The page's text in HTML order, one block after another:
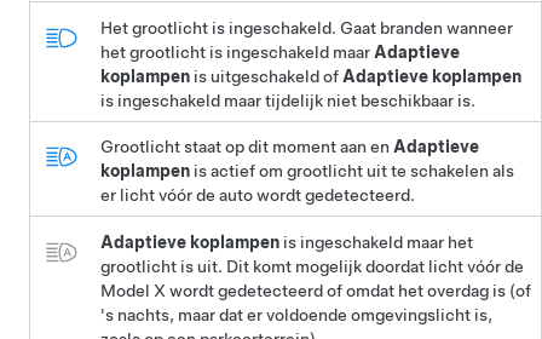
Het grootlicht is ingeschakeld. Gaat branden wanneer
het grootlicht is ingeschakeld maar Adaptieve
koplampen is uitgeschakeld of Adaptieve koplampen
is ingeschakeld maar tijdelijk niet beschikbaar is.
Grootlicht staat op dit moment aan en Adaptieve
koplampen is actief om grootlicht uit te schakelen als
er licht vóór de auto wordt gedetecteerd.
Adaptieve koplampen is ingeschakeld maar het
grootlicht is uit. Dit komt mogelijk doordat licht vóór de
Model X wordt gedetecteerd of omdat het overdag is (of
's nachts, maar dat er voldoende omgevingslicht is,